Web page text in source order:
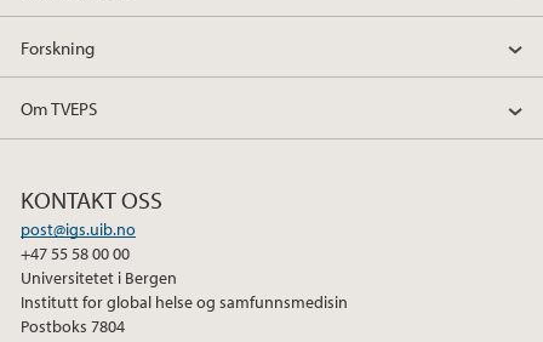
e
d
n
o
k
Forskning
Om TVEPS
KONTAKT OSS
post@igs.uib.no
+47 55 58 00 00
Universitetet i Bergen
Institutt for global helse og samfunnsmedisin
Postboks 7804